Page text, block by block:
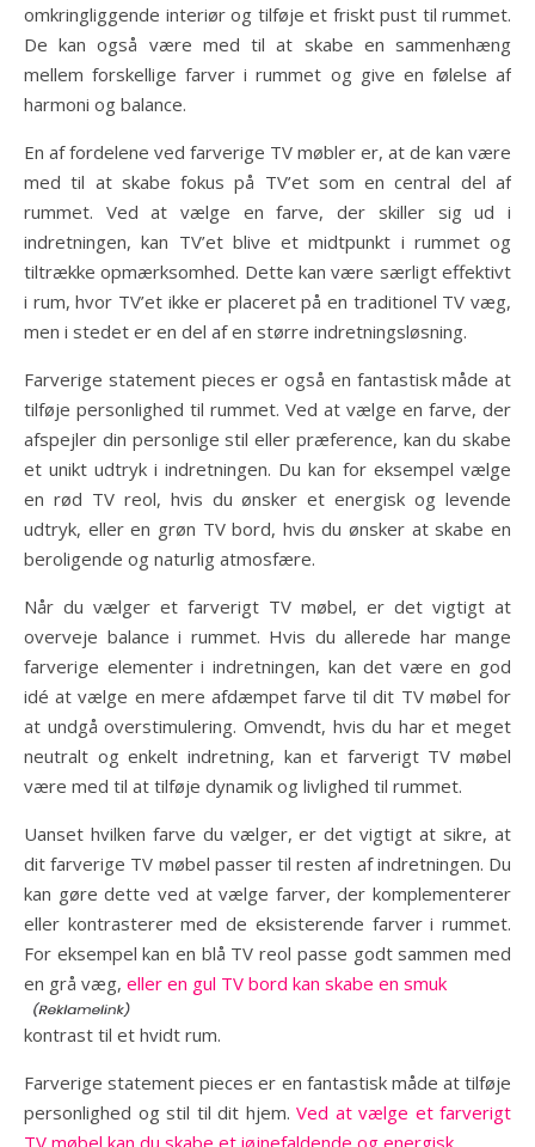
omkringliggende interiør og tilføje et friskt pust til rummet.
De kan også være med til at skabe en sammenhæng
mellem forskellige farver i rummet og give en følelse af
harmoni og balance.
En af fordelene ved farverige TV møbler er, at de kan være
med til at skabe fokus på TV’et som en central del af
rummet. Ved at vælge en farve, der skiller sig ud i
indretningen, kan TV’et blive et midtpunkt i rummet og
tiltrække opmærksomhed. Dette kan være særligt effektivt
i rum, hvor TV’et ikke er placeret på en traditionel TV væg,
men i stedet er en del af en større indretningsløsning.
Farverige statement pieces er også en fantastisk måde at
tilføje personlighed til rummet. Ved at vælge en farve, der
afspejler din personlige stil eller præference, kan du skabe
et unikt udtryk i indretningen. Du kan for eksempel vælge
en rød TV reol, hvis du ønsker et energisk og levende
udtryk, eller en grøn TV bord, hvis du ønsker at skabe en
beroligende og naturlig atmosfære.
Når du vælger et farverigt TV møbel, er det vigtigt at
overveje balance i rummet. Hvis du allerede har mange
farverige elementer i indretningen, kan det være en god
idé at vælge en mere afdæmpet farve til dit TV møbel for
at undgå overstimulering. Omvendt, hvis du har et meget
neutralt og enkelt indretning, kan et farverigt TV møbel
være med til at tilføje dynamik og livlighed til rummet.
Uanset hvilken farve du vælger, er det vigtigt at sikre, at
dit farverige TV møbel passer til resten af indretningen. Du
kan gøre dette ved at vælge farver, der komplementerer
eller kontrasterer med de eksisterende farver i rummet.
For eksempel kan en blå TV reol passe godt sammen med
en grå væg, eller en gul TV bord kan skabe en smuk
kontrast til et hvidt rum.
Farverige statement pieces er en fantastisk måde at tilføje
personlighed og stil til dit hjem. Ved at vælge et farverigt
TV møbel kan du skabe et iøjnefaldende og energisk